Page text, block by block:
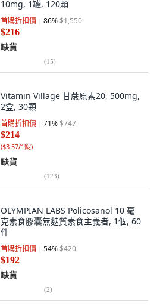
10mg, 1罐, 120顆
首購折扣價 86%$1,550
$216
缺貨
(15)
Vitamin Village 甘蔗原素20, 500mg,
2盒, 30顆
首購折扣價 71%$747
$214
($3.57/1錠)
缺貨
(123)
OLYMPIAN LABS Policosanol 10 毫
克素食膠囊無麩質素食主義者, 1個, 60
件
首購折扣價 54%$420
$192
缺貨
(2)